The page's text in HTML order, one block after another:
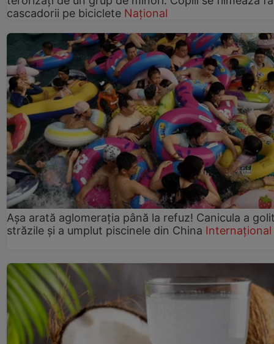
cascadorii pe biciclete Național
Așa arată aglomerația până la refuz! Canicula a
străzile și a umplut piscinele din China Internațional